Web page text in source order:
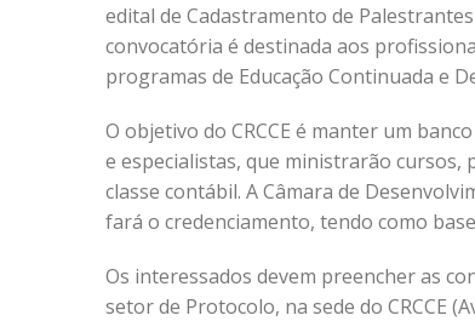
edital de Cadastramento de
convocatória é destinada aos
programas de Educação Continuada e
O objetivo do CRCCE é manter um
e especialistas, que ministrarão cursos,
classe contábil. A Câmara de
fará o credenciamento, tendo como
Os interessados devem preencher as
setor de Protocolo, na sede do CRCCE